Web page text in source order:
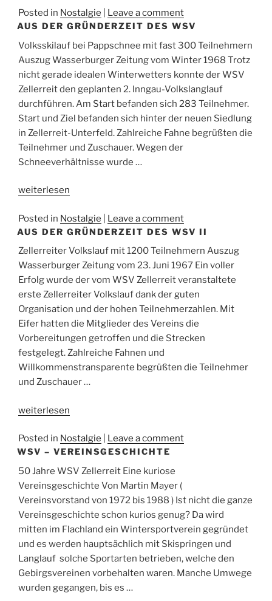
Jugenderlebnisse“
Posted in Nostalgie Leave a comment
AUS DER GRÜNDERZEIT DES WSV
Volksskilauf bei Pappschnee mit fast 300 Teilnehmern
Auszug Wasserburger Zeitung vom Winter 1968 Trotz
nicht gerade idealen Winterwetters konnte der WSV
Zellerreit den geplanten 2. Inngau-Volkslanglauf
durchführen. Am Start befanden sich 283 Teilnehmer.
Start und Ziel befanden sich hinter der neuen Siedlung
in Zellerreit-Unterfeld. Zahlreiche Fahne begrüßten die
Teilnehmer und Zuschauer. Wegen der
Schneeverhältnisse wurde …
„Aus
Gründerzeit
des
WSV“
weiterlesen
Posted in Nostalgie Leave a comment
AUS DER GRÜNDERZEIT DES WSV II
Zellerreiter Volkslauf mit 1200 Teilnehmern Auszug
Wasserburger Zeitung vom 23. Juni 1967 Ein voller
Erfolg wurde der vom WSV Zellerreit veranstaltete
erste Zellerreiter Volkslauf dank der guten
Organisation und der hohen Teilnehmerzahlen. Mit
Eifer hatten die Mitglieder des Vereins die
Vorbereitungen getroffen und die Strecken
festgelegt. Zahlreiche Fahnen und
Willkommenstransparente begrüßten die Teilnehmer
und Zuschauer …
„Aus
Gründerzeit
des
WSV
II“
weiterlesen
Posted in Nostalgie Leave a comment
WSV – VEREINSGESCHICHTE
50 Jahre WSV Zellerreit Eine kuriose
Vereinsgeschichte Von Martin Mayer (
Vereinsvorstand von 1972 bis 1988 ) Ist nicht die ganze
Vereinsgeschichte schon kurios genug? Da wird
mitten im Flachland ein Wintersportverein gegründet
und es werden hauptsächlich mit Skispringen und
Langlauf solche Sportarten betrieben, welche den
Gebirgsvereinen vorbehalten waren. Manche Umwege
wurden gegangen, bis es …